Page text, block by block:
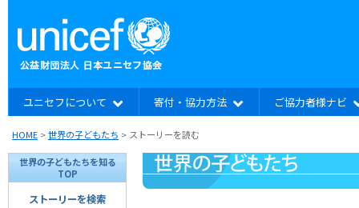
ユニセフについて 寄付・協力方法 ご協力者様ナビ
HOME >世界の子どもたち > ストーリーを読む
世界の子どもたちを知る
TOP
ストーリーを検索